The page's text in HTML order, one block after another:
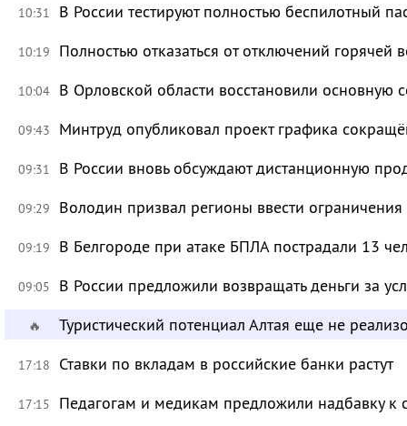
10:31 В России тестируют полностью беспилотный
10:19 Полностью отказаться от отключений горячей
10:04 В Орловской области восстановили основную
09:43 Минтруд опубликовал проект графика
09:31 В России вновь обсуждают дистанционную
09:29 Володин призвал регионы ввести
09:19 В Белгороде при атаке БПЛА пострадали 13
09:05 В России предложили возвращать деньги за
🔥 Туристический потенциал Алтая еще не
17:18 Ставки по вкладам в российские банки растут
17:15 Педагогам и медикам предложили надбавку к